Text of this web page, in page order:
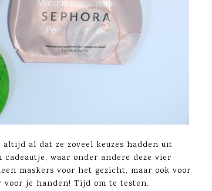
al dat ze zoveel keuzes hadden uit
waar onder andere deze vier
maskers voor het gezicht, maar ook voor
voor je handen! Tijd om te testen.